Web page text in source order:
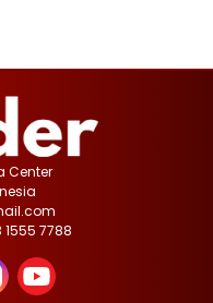
Center
7788